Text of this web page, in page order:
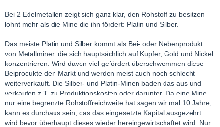
Bei 2 Edelmetallen zeigt sich ganz klar, den Rohstoff zu besitzen
lohnt mehr als die Mine die ihn fördert: Platin und Silber.
Das meiste Platin und Silber kommt als Bei- oder Nebenprodukt
von Metallminen die sich hauptsächlich auf Kupfer, Gold und Nickel
konzentrieren. Wird davon viel gefördert überschwemmen diese
Beiprodukte den Markt und werden meist auch noch schlecht
weiterverkauft. Die Silber- und Platin-Minen baden das aus und
verkaufen z.T. zu Produktionskosten oder darunter. Da eine Mine
nur eine begrenzte Rohstoffreichweite hat sagen wir mal 10 Jahre,
kann es durchaus sein, das das eingesetzte Kapital ausgezehrt
wird bevor überhaupt dieses wieder hereingewirtschaftet wird. Nur